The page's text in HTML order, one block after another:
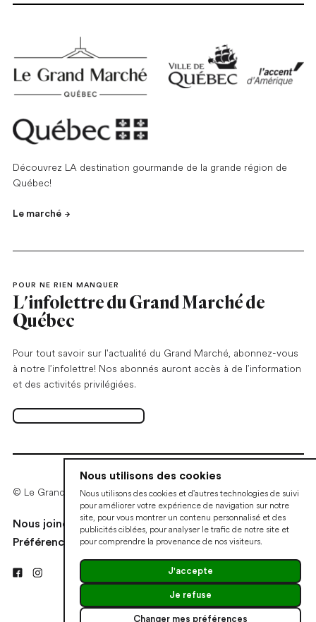
Nous utilisons des cookies
Nous utilisons des cookies et d'autres technologies de suivi
pour améliorer votre expérience de navigation sur notre
site, pour vous montrer un contenu personnalisé et des
publicités ciblées, pour analyser le trafic de notre site et
pour comprendre la provenance de nos visiteurs.
J'accepte
Je refuse
Changer mes préférences
Découvrez LA destination gourmande de la grande région de
Québec!
Le marché
POUR NE RIEN MANQUER
L'infolettre du Grand Marché de
Québec
Pour tout savoir sur l'actualité du Grand Marché, abonnez-vous
à notre l’infolettre! Nos abonnés auront accès à de l’information
et des activités privilégiées.
S'abonner à l'infolettreOuvrir dans un nouvel onglet
© Le Grand Marché de Québec • 2026
Nous joindre Devenir marchandPolitiques
Préférences de cookies
Une réalisation